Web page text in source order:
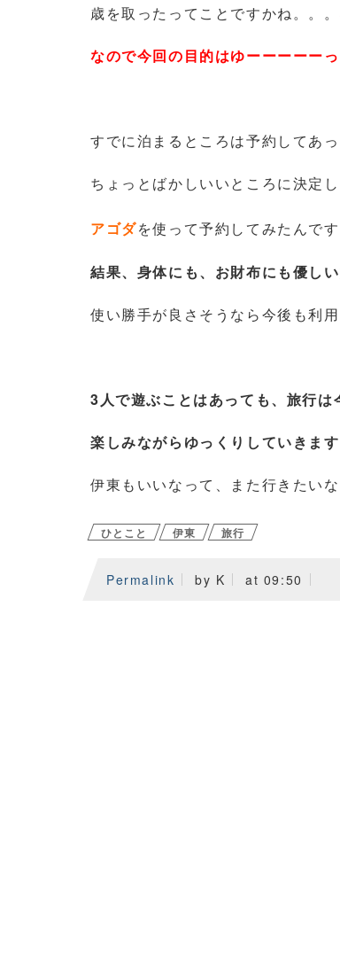
歳を取ったってことですかね。。。
なので今回の目的はゆーーーーー
すでに泊まるところは予約してあっ
ちょっとばかしいいところに決定
アゴダを使って予約してみたんです
結果、身体にも、お財布にも優し
使い勝手が良さそうなら今後も利
3人で遊ぶことはあっても、旅行は
楽しみながらゆっくりしていきます
伊東もいいなって、また行きたい
ひとこと 伊東 旅行
Permalink by K at 09:50